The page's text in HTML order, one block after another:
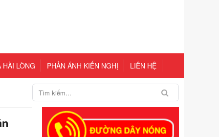
HÀI LÒNG PHẢN ÁNH KIẾN NGHỊ LIÊN HỆ